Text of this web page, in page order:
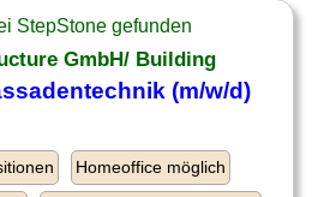
StepStone gefunden
GmbH/ Building
(m/w/d)
Homeoffice möglich